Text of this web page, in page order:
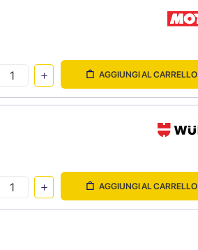
AGGIUNGI AL CARRELLO
AGGIUNGI AL CARRELLO